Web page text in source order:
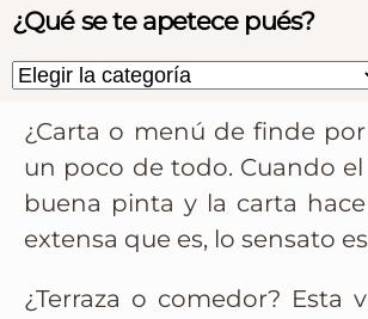
¿Carta o menú de finde
un poco de todo. Cuando
buena pinta y la carta
extensa que es, lo sensato
¿Terraza o comedor? Esta
¿Qué se te apetece pués?